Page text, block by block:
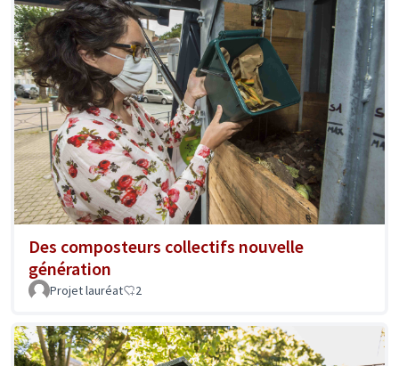
Des composteurs collectifs nouvelle
génération
Projet lauréat 2